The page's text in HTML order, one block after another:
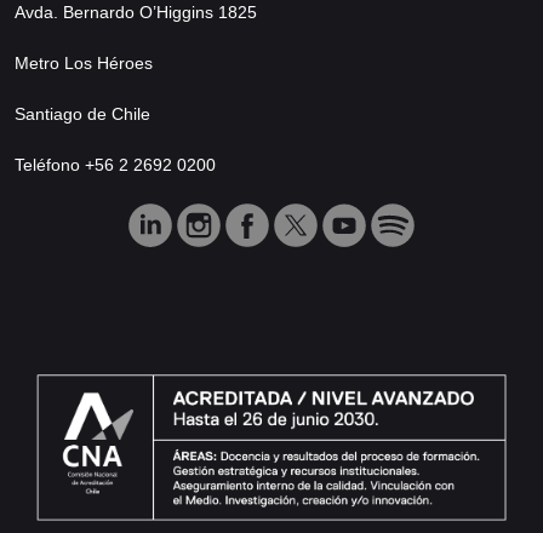
Avda. Bernardo O’Higgins 1825
Metro Los Héroes
Santiago de Chile
Teléfono +56 2 2692 0200